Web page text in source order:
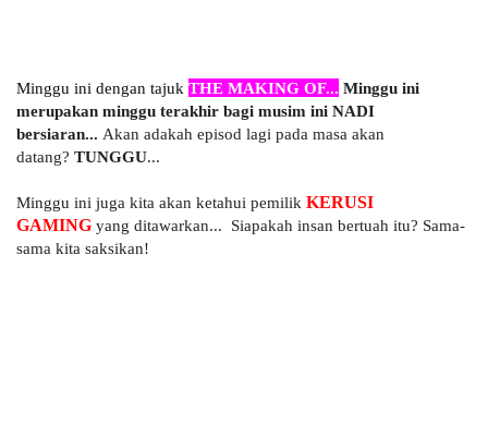
Minggu ini dengan tajuk THE MAKING OF... Minggu ini
merupakan minggu terakhir bagi musim ini NADI
bersiaran... Akan adakah episod lagi pada masa akan
datang? TUNGGU...
Minggu ini juga kita akan ketahui pemilik KERUSI
GAMING yang ditawarkan... Siapakah insan bertuah itu? Sama-
sama kita saksikan!